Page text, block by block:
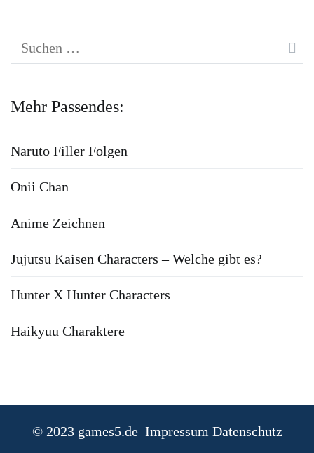
Suchen
nach:
Mehr Passendes:
Naruto Filler Folgen
Onii Chan
Anime Zeichnen
Jujutsu Kaisen Characters – Welche gibt es?
Hunter X Hunter Characters
Haikyuu Charaktere
© 2023 games5.de Impressum Datenschutz